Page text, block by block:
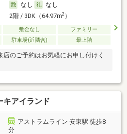
なし
なし
2階 / 3DK（64.97m2）
敷金なし
ファミリー
駐車場(近隣含) 最上階
店のご予約はお気軽にお申し付けく
キアイランド
アストラムライン 安東駅 徒歩8
分